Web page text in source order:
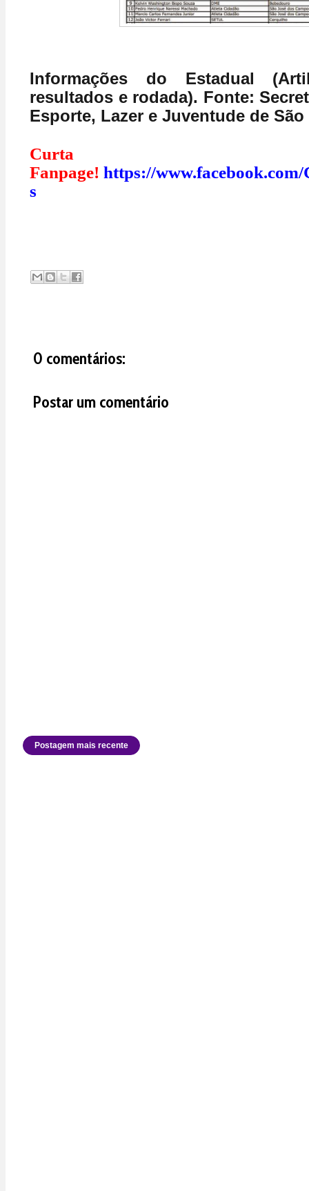
Informações do Estadual
resultados e rodada). Fonte:
Esporte, Lazer e Juventude de
Fanpage! https://
s
0 comentários:
Postar um comentário
Postagem mais recente